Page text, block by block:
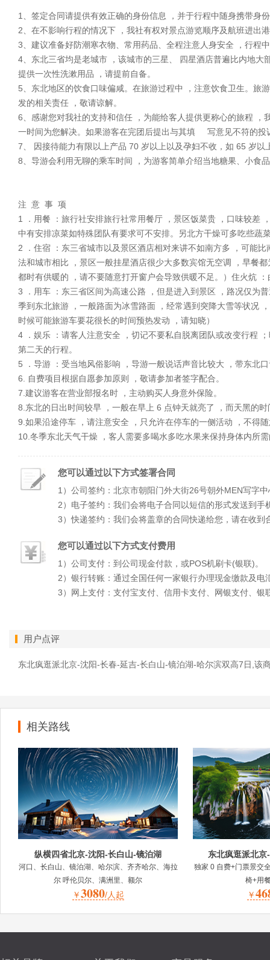
1、签定合同请提供有效正确的身份信息 ，并于行程中随身携带身
2、在不影响行程的情况下 ，我社有权对景点游览顺序及航班进出
3、建议准备好防潮寒衣物、常用药品、全程注意人身安全 ，行程
4、东北三省均是老城市 ，该城市的三星、 四星酒店普遍比内地
提供一次性洗漱用品 ，请提前自备。
5、东北地区的饮食口味偏咸。在旅游过程中 ，注意饮食卫生。旅
发的相关责任 ，敬请谅解。
6、感谢您对我社的支持和信任 ，为能给客人提供更称心的旅程
一时间为您解决。如果游客在完团后提出与其填 写意见不符的投
7、 因接待能力有限以上产品 70 岁以上以及孕妇不收，如 65 岁
8、导游会利用无聊的乘车时间 ，为游客简单介绍当地糖果、小食
注 意 事 项
1 ．用餐 ：旅行社安排旅行社常用餐厅 ，景区饭菜贵 ，口味较差
中有安排凉菜如特殊团队有要求可不安排。另北方干燥可多吃些
2 ．住宿 ：东三省城市以及景区酒店相对来讲不如南方多 ，可能
法和城市相比 ，景区一般挂星酒店很少大多数宾馆无空调 ，早餐
都时有供暖的 ，请不要随意打开窗户会导致供暖不足。）住火炕
3 ．用车 ：东三省区间为高速公路 ，但是进入到景区 ，路况仅为
季到东北旅游 ，一般路面为冰雪路面 ，经常遇到突降大雪等状况
时候可能旅游车要花很长的时间预热发动 ，请知晓）
4 ．娱乐 ：请客人注意安全 ，切记不要私自脱离团队或改变行程
第二天的行程。
5 ．导游 ：受当地风俗影响 ，导游一般说话声音比较大 ，带东北
6. 自费项目根据自愿参加原则 ，敬请参加者签字配合。
7.建议游客在营业部报名时 ，主动购买人身意外保险。
8.东北的日出时间较早 ，一般在早上 6 点钟天就亮了 ，而天黑的
9.如果沿途停车 ，请注意安全 ，只允许在停车的一侧活动 ，不得
10.冬季东北天气干燥 ，客人需要多喝水多吃水果来保持身体内所
您可以通过以下方式签署合同
1）公司签约：北京市朝阳门外大街26号朝外MEN写字
2）电子签约：我们会将电子合同以短信的形式发送到
3）快递签约：我们会将盖章的合同快递给您，请在收
您可以通过以下方式支付费用
1）公司支付：到公司现金付款，或POS机刷卡(银联)。
2）银行转账：通过全国任何一家银行办理现金缴款及
3）网上支付：支付宝支付、信用卡支付、网银支付、银
用户点评
东北疯逛派北京-沈阳-长春-延吉-长白山-镜泊湖-哈尔滨双高7日,该
相关路线
纵横四省北京-沈阳-长白山-镜泊湖
河口、长白山、镜泊湖、哈尔滨、齐齐哈尔、海拉
尔 呼伦贝尔、满洲里、额尔
￥3080/人起
东北疯逛派北
独家 0 自费+门票景交
椅+用
￥